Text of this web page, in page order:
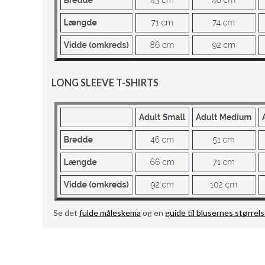
LONG SLEEVE T-SHIRTS
Se det fulde måleskema og en guide til blusernes